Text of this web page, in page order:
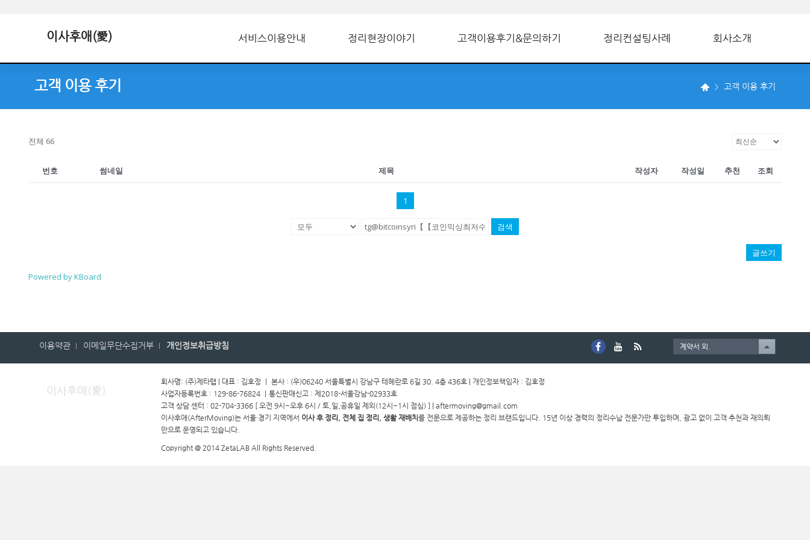
이사후애(愛) 서비스이용안내 정리현장이야기 고객이용후기&문의하기 정리컨설팅사례 회사소개
고객 이용 후기 고객 이용 후기
전체 66
번호 썸네일 제목 작성자 작성일 추천 조회
1
검색
글쓰기
Powered by KBoard
이용약관 이메일무단수집거부 개인정보취급방침 계약서 외.
이사후애(愛)
회사명: (주)제타랩 | 대표 : 김호정 ㅣ 본사 : (우)06240 서울특별시 강남구 테헤란로 6길 30. 4층 436호 | 개인정보책임자 : 김호정
사업자등록번호 : 129-86-76824 ㅣ통신판매신고 : 제2018-서울강남-02933호
고객 상담 센터 : 02-704-3366 [ 오전 9시~오후 6시 / 토,일,공휴일 제외(12시~1시 점심) ] | aftermoving@gmail.com
이사후애(AfterMoving)는 서울·경기 지역에서 이사 후 정리, 전체 집 정리, 생활 재배치 를 전문으로 제공하는 정리 브랜드입니다. 15년 이상 경력의 정리수납 전문가만 투입하며, 광고 없이 고객 추천과 재의뢰
만으로 운영되고 있습니다.
Copyright @ 2014 ZetaLAB All Rights Reserved.